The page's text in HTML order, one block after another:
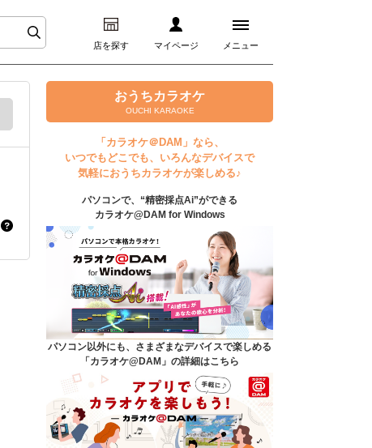
店を探す マイページ メニュー
ログイン
マイページ
プレミアムサービス
DAM★とも動画
DAM★とも録音
カラオケ＠DAM
ユーザー検索
キャンペーン
よくあるご質問
おうちカラオケ
OUCHI KARAOKE
「カラオケ＠DAM」なら、
いつでもどこでも、いろんなデバイスで
気軽におうちカラオケが楽しめる♪
パソコンで、“精密採点Ai”ができる
カラオケ@DAM for Windows
パソコン以外にも、さまざまなデバイスで楽しめる
「カラオケ@DAM」の詳細はこちら